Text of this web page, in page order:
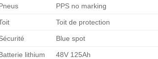
PPS no marking
Toit de protection
Blue spot
lithium 48V 125Ah